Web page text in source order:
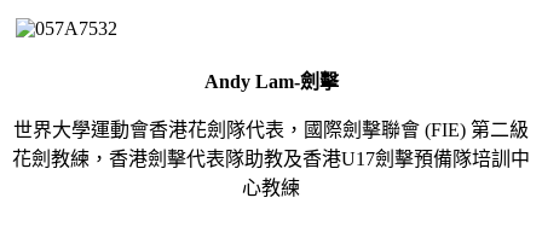
Andy Lam-劍擊
世界大學運動會香港花劍隊代表，國際劍擊聯會 (FIE) 第二級
花劍教練，香港劍擊代表隊助教及香港U17劍擊預備隊培訓中
心教練